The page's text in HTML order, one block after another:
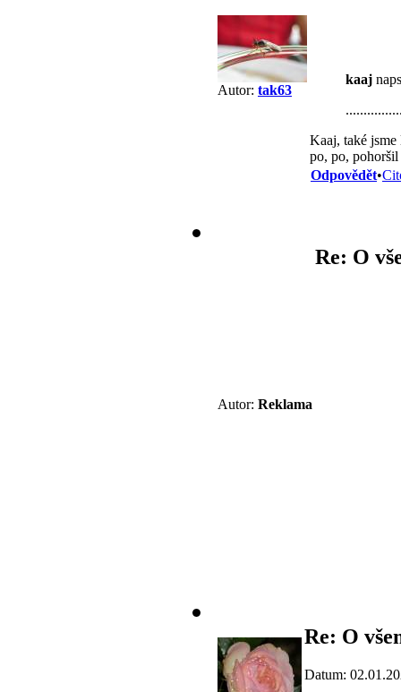
Autor: tak63
kaaj
Kaaj, také jsme
po, po, pohoršil
Odpovědět•
Autor: Reklama
Re: O
Re: O
Datum: